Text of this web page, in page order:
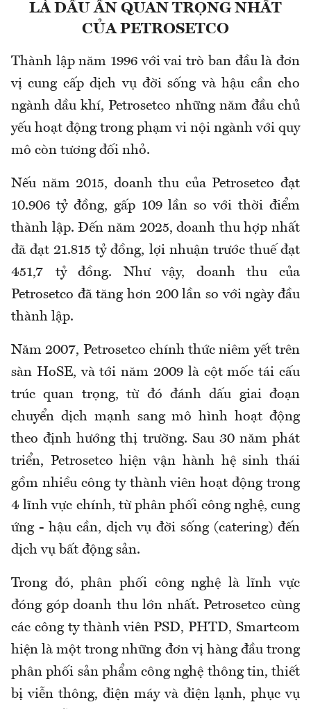
LÀ DẤU ẤN QUAN TRỌNG NHẤT
CỦA PETROSETCO
Thành lập năm 1996 với vai trò ban đầu là đơn
vị cung cấp dịch vụ đời sống và hậu cần cho
ngành dầu khí, Petrosetco những năm đầu chủ
yếu hoạt động trong phạm vi nội ngành với quy
mô còn tương đối nhỏ.
Nếu năm 2015, doanh thu của Petrosetco đạt
10.906 tỷ đồng, gấp 109 lần so với thời điểm
thành lập. Đến năm 2025, doanh thu hợp nhất
đã đạt 21.815 tỷ đồng, lợi nhuận trước thuế đạt
451,7 tỷ đồng. Như vậy, doanh thu của
Petrosetco đã tăng hơn 200 lần so với ngày đầu
thành lập.
Năm 2007, Petrosetco chính thức niêm yết trên
sàn HoSE, và tới năm 2009 là cột mốc tái cấu
trúc quan trọng, từ đó đánh dấu giai đoạn
chuyển dịch mạnh sang mô hình hoạt động
theo định hướng thị trường. Sau 30 năm phát
triển, Petrosetco hiện vận hành hệ sinh thái
gồm nhiều công ty thành viên hoạt động trong
4 lĩnh vực chính, từ phân phối công nghệ, cung
ứng - hậu cần, dịch vụ đời sống (catering) đến
dịch vụ bất động sản.
Trong đó, phân phối công nghệ là lĩnh vực
đóng góp doanh thu lớn nhất. Petrosetco cùng
các công ty thành viên PSD, PHTD, Smartcom
hiện là một trong những đơn vị hàng đầu trong
phân phối sản phẩm công nghệ thông tin, thiết
bị viễn thông, điện máy và điện lạnh, phục vụ